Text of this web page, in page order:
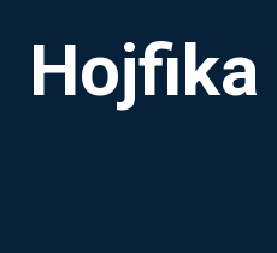
Hojfika